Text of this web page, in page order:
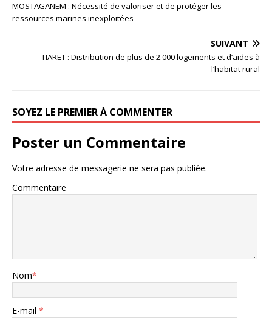
MOSTAGANEM : Nécessité de valoriser et de protéger les
ressources marines inexploitées
SUIVANT
TIARET : Distribution de plus de 2.000 logements et d’aides à
l’habitat rural
SOYEZ LE PREMIER À COMMENTER
Poster un Commentaire
Votre adresse de messagerie ne sera pas publiée.
Commentaire
Nom*
E-mail *